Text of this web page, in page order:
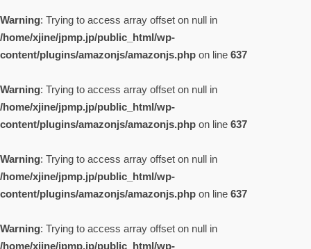
Warning: Trying to access array offset on null in
/home/xjine/jpmp.jp/public_html/wp-
content/plugins/amazonjs/amazonjs.php on line 637
Warning: Trying to access array offset on null in
/home/xjine/jpmp.jp/public_html/wp-
content/plugins/amazonjs/amazonjs.php on line 637
Warning: Trying to access array offset on null in
/home/xjine/jpmp.jp/public_html/wp-
content/plugins/amazonjs/amazonjs.php on line 637
Warning: Trying to access array offset on null in
/home/xjine/jpmp.jp/public_html/wp-